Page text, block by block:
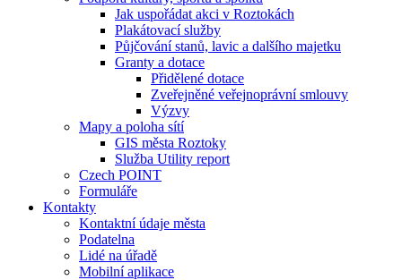
Jak uspořádat akci v Roztokách
Plakátovací služby
Půjčování stanů, lavic a dalšího majetku
Granty a dotace
Přidělené dotace
Zveřejněné veřejnoprávní smlouvy
Výzvy
Mapy a poloha sítí
GIS města Roztoky
Služba Utility report
Czech POINT
Formuláře
Kontakty
Kontaktní údaje města
Podatelna
Lidé na úřadě
Mobilní aplikace